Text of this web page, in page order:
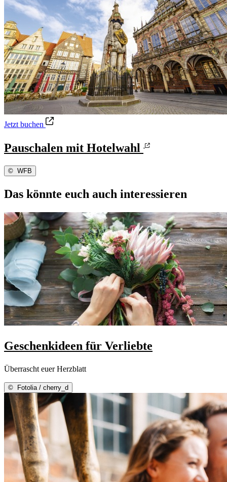
Jetzt buchen Pauschalen mit Hotelwahl
Pauschalen mit Hotelwahl
© WFB
Das könnte euch auch interessieren
Geschenkideen für Verliebte
Überrascht euer Herzblatt
© Fotolia / cherry_d